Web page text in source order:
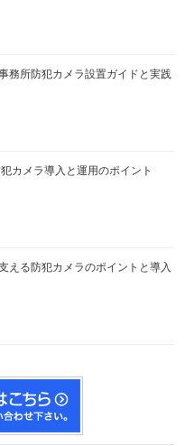
務所防犯カメラ設置ガイドと実践
カメラ導入と運用のポイント
える防犯カメラのポイントと導入